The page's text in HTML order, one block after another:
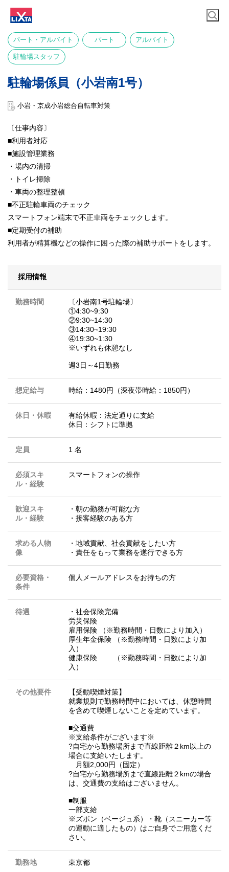
パート・アルバイト パート アルバイト
駐輪場スタッフ
駐輪場係員（小岩南1号）
小岩・京成小岩総合自転車対策
〔仕事内容〕
■利用者対応
■施設管理業務
・場内の清掃
・トイレ掃除
・車両の整理整頓
■不正駐輪車両のチェック
スマートフォン端末で不正車両をチェックします。
■定期受付の補助
利用者が精算機などの操作に困った際の補助サポートをします。
採用情報
勤務時間
〔小岩南1号駐輪場〕
①4:30~9:30
②9:30~14:30
③14:30~19:30
④19:30~1:30
※いずれも休憩なし
週3日～4日勤務
想定給与 時給：1480円（深夜帯時給：1850円）
休日・休暇
有給休暇：法定通りに支給
休日：シフトに準拠
定員 1 名
必須スキ
ル・経験
スマートフォンの操作
歓迎スキ
ル・経験
・朝の勤務が可能な方
・接客経験のある方
求める人物
像
・地域貢献、社会貢献をしたい方
・責任をもって業務を遂行できる方
必要資格・
条件
個人メールアドレスをお持ちの方
待遇
・社会保険完備
労災保険
雇用保険 （※勤務時間・日数により加入）
厚生年金保険 （※勤務時間・日数により加
入）
健康保険 （※勤務時間・日数により加
入）
その他要件
【受動喫煙対策】
就業規則で勤務時間中においては、休憩時間
を含めて喫煙しないことを定めています。
■交通費
※支給条件がございます※
?自宅から勤務場所まで直線距離２km以上の
場合に支給いたします。
月額2,000円（固定）
?自宅から勤務場所まで直線距離２kmの場合
は、交通費の支給はございません。
■制服
一部支給
※ズボン（ベージュ系）・靴（スニーカー等
の運動に適したもの）はご自身でご用意くだ
さい。
勤務地
東京都